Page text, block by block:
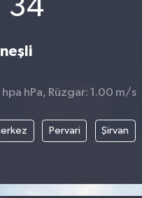
34
hpa hPa, Rüzgar: 1.00 m/s
Pervari Şirvan